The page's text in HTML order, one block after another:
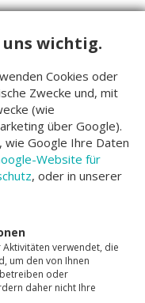
wenden Sie
Deutschland:
wichtig.
Cookies oder
Zwecke und, mit
(wie
über Google).
Google Ihre Daten
Website für
, oder in unserer
verwendet, die
um den von Ihnen
oder
daher nicht Ihre